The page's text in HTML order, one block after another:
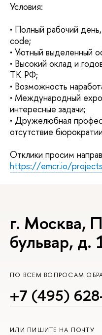
Условия:
• Полный рабочий
code;
• Уютный выделенный
• Высокий оклад и
ТК РФ;
• Возможность
• Международный
интересные задачи;
• Дружелюбная
отсутствие
Отклики просим
https://emcr.io/
г. Москва,
бульвар, д.
ПО ВСЕМ ВОПРОСАМ
+7 (495)
ИЛИ ПИШИТЕ НА ПОЧТУ